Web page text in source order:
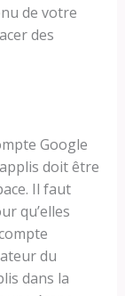
de votre
des
Google
doit être
Il faut
qu’elles
du
dans la